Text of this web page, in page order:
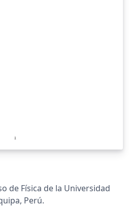
de Física de la Universidad
Perú.